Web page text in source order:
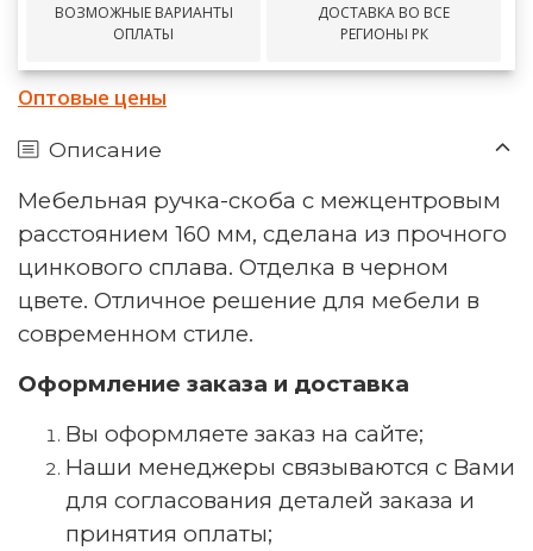
ВОЗМОЖНЫЕ ВАРИАНТЫ
ОПЛАТЫ
ДОСТАВКА ВО ВСЕ
РЕГИОНЫ РК
Оптовые цены
Описание
Мебельная ручка-скоба с межцентровым
расстоянием 160 мм, сделана из прочного
цинкового сплава. Отделка в черном
цвете. Отличное решение для мебели в
современном стиле.
Оформление заказа и доставка
Вы оформляете заказ на сайте;
Наши менеджеры связываются с Вами
для согласования деталей заказа и
принятия оплаты;